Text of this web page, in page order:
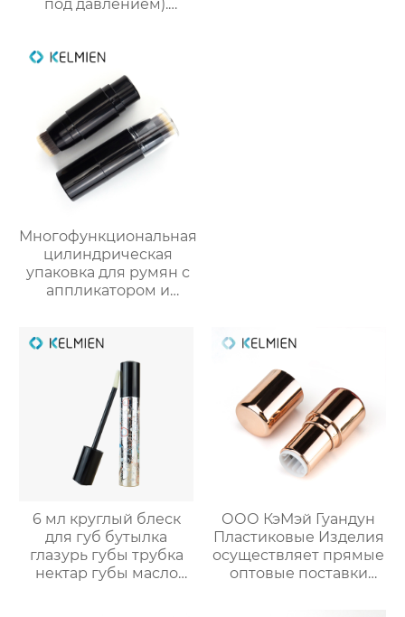
под давлением).
производителя
упаковки для
косметики
Многофункциональная
цилиндрическая
упаковка для румян с
аппликатором и
6 мл круглый блеск
для губ бутылка
глазурь губы трубка
нектар губы масло
ООО КэМэй Гуандун
Пластиковые Изделия
осуществляет прямые
оптовые поставки